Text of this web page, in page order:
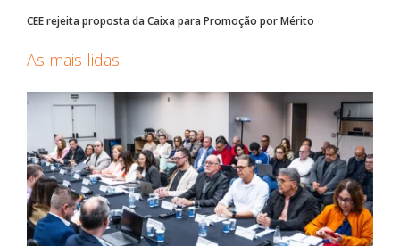
CEE rejeita proposta da Caixa para Promoção por Mérito
As mais lidas